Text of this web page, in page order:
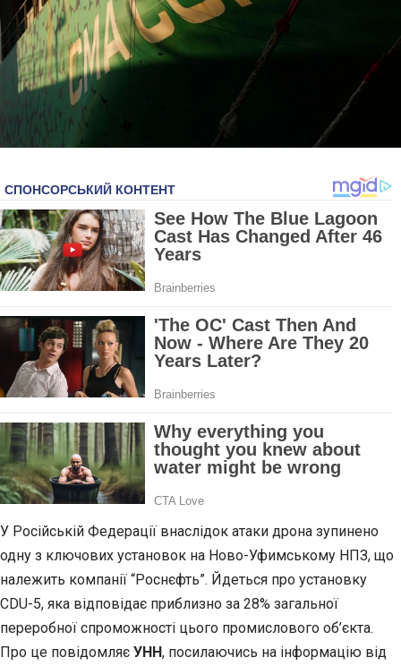
У Російській Федерації внаслідок атаки дрона зупинено
одну з ключових установок на Ново-Уфимському НПЗ, що
належить компанії “Роснєфть”. Йдеться про установку
CDU-5, яка відповідає приблизно за 28% загальної
переробної спроможності цього промислового об’єкта.
Про це повідомляє УНН, посилаючись на інформацію від